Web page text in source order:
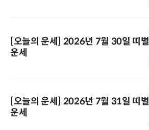
[오늘의 운세] 2026년 7월 30일 띠별
운세
[오늘의 운세] 2026년 7월 31일 띠별
운세